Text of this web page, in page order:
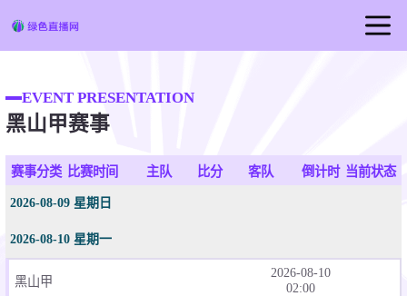
足球直播
篮球直播
足球视频
EVENT PRESENTATION
黑山甲赛事
赛事分类 比赛时间 主队 比分 客队 倒计时 当前状态
2026-08-09 星期日
2026-08-10 星期一
黑山甲
2026-08-10
02:00